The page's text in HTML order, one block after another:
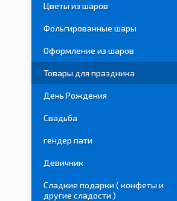
Цветы из шаров
Фольгированные шары
Оформление из шаров
Товары для праздника
День Рождения
Свадьба
гендер пати
Девичник
Сладкие подарки ( конфеты и
другие сладости )